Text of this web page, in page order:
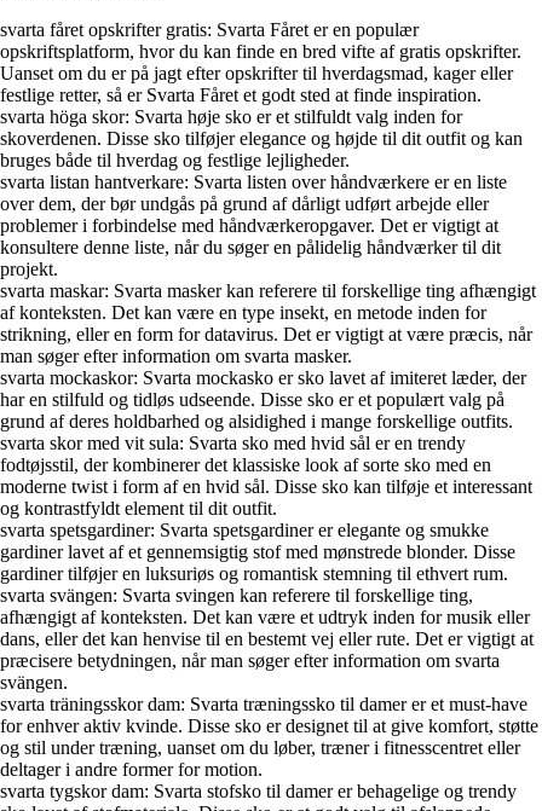
svarta fåret opskrifter gratis: Svarta Fåret er en populær
opskriftsplatform, hvor du kan finde en bred vifte af gratis opskrifter.
Uanset om du er på jagt efter opskrifter til hverdagsmad, kager eller
festlige retter, så er Svarta Fåret et godt sted at finde inspiration.
svarta höga skor: Svarta høje sko er et stilfuldt valg inden for
skoverdenen. Disse sko tilføjer elegance og højde til dit outfit og kan
bruges både til hverdag og festlige lejligheder.
svarta listan hantverkare: Svarta listen over håndværkere er en liste
over dem, der bør undgås på grund af dårligt udført arbejde eller
problemer i forbindelse med håndværkeropgaver. Det er vigtigt at
konsultere denne liste, når du søger en pålidelig håndværker til dit
projekt.
svarta maskar: Svarta masker kan referere til forskellige ting afhængigt
af konteksten. Det kan være en type insekt, en metode inden for
strikning, eller en form for datavirus. Det er vigtigt at være præcis, når
man søger efter information om svarta masker.
svarta mockaskor: Svarta mockasko er sko lavet af imiteret læder, der
har en stilfuld og tidløs udseende. Disse sko er et populært valg på
grund af deres holdbarhed og alsidighed i mange forskellige outfits.
svarta skor med vit sula: Svarta sko med hvid sål er en trendy
fodtøjsstil, der kombinerer det klassiske look af sorte sko med en
moderne twist i form af en hvid sål. Disse sko kan tilføje et interessant
og kontrastfyldt element til dit outfit.
svarta spetsgardiner: Svarta spetsgardiner er elegante og smukke
gardiner lavet af et gennemsigtig stof med mønstrede blonder. Disse
gardiner tilføjer en luksuriøs og romantisk stemning til ethvert rum.
svarta svängen: Svarta svingen kan referere til forskellige ting,
afhængigt af konteksten. Det kan være et udtryk inden for musik eller
dans, eller det kan henvise til en bestemt vej eller rute. Det er vigtigt at
præcisere betydningen, når man søger efter information om svarta
svängen.
svarta träningsskor dam: Svarta træningssko til damer er et must-have
for enhver aktiv kvinde. Disse sko er designet til at give komfort, støtte
og stil under træning, uanset om du løber, træner i fitnesscentret eller
deltager i andre former for motion.
svarta tygskor dam: Svarta stofsko til damer er behagelige og trendy